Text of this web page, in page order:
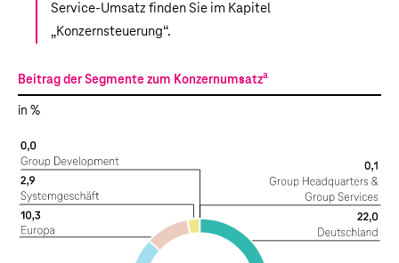
Service-Umsatz finden Sie im Kapitel
„Konzernsteuerung“.
Beitrag der Segmente zum Konzernumsatza
in %